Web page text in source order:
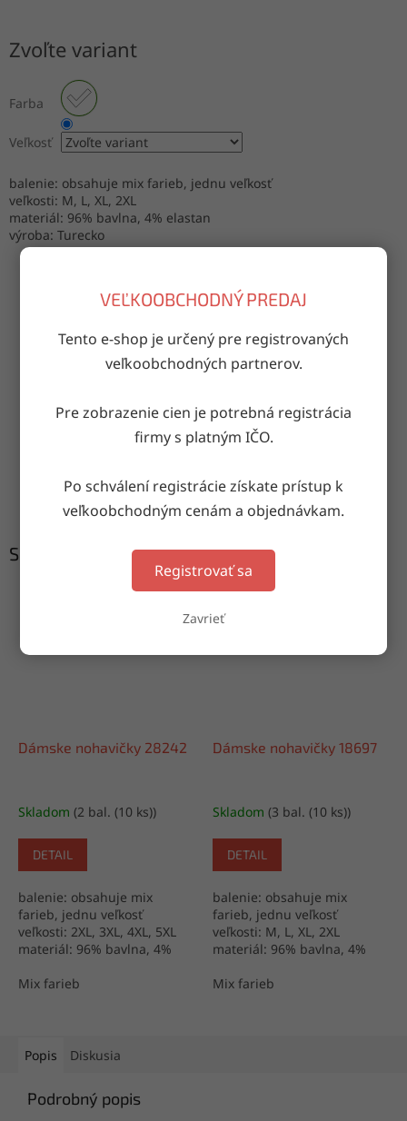
VEĽKOOBCHODNÝ PREDAJ
Tento e-shop je určený pre registrovaných
veľkoobchodných partnerov.
Pre zobrazenie cien je potrebná registrácia
firmy s platným IČO.
Po schválení registrácie získate prístup k
veľkoobchodným cenám a objednávkam.
Registrovať sa
Zavrieť
Zvoľte variant
Farba
Veľkosť
balenie: obsahuje mix farieb, jednu veľkosť
veľkosti: M, L, XL, 2XL
materiál: 96% bavlna, 4% elastan
výroba: Turecko
na akúkoľvek adresu
Garancia doručenia
nepoškodeného tovaru
Súvisiaci tovar
Dámske nohavičky 28242
Skladom (2 bal. (10 ks))
DETAIL
balenie: obsahuje mix
farieb, jednu veľkosť
veľkosti: 2XL, 3XL, 4XL, 5XL
materiál: 96% bavlna, 4%
Mix farieb
Dámske nohavičky 18697
Skladom (3 bal. (10 ks))
DETAIL
balenie: obsahuje mix
farieb, jednu veľkosť
veľkosti: M, L, XL, 2XL
materiál: 96% bavlna, 4%
Mix farieb
Popis Diskusia
Podrobný popis